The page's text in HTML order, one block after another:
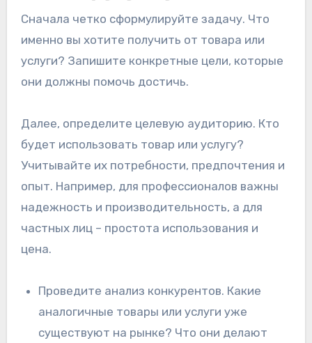
Сначала четко сформулируйте задачу. Что
именно вы хотите получить от товара или
услуги? Запишите конкретные цели, которые
они должны помочь достичь.
Далее, определите целевую аудиторию. Кто
будет использовать товар или услугу?
Учитывайте их потребности, предпочтения и
опыт. Например, для профессионалов важны
надежность и производительность, а для
частных лиц – простота использования и
цена.
Проведите анализ конкурентов. Какие
аналогичные товары или услуги уже
существуют на рынке? Что они делают